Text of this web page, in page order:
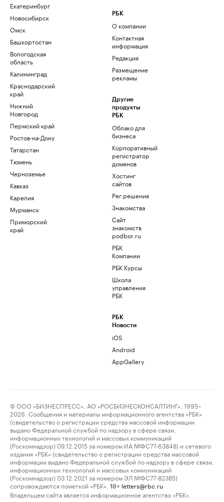
Екатеринбург
Новосибирск
Омск
Башкортостан
Вологодская
область
Калининград
Краснодарский
край
Нижний
Новгород
Пермский край
Ростов-на-Дону
Татарстан
Тюмень
Черноземье
Кавказ
Карелия
Мурманск
Приморский
край
РБК
О компании
Контактная
информация
Редакция
Размещение
рекламы
Другие
продукты
РБК
Облако для
бизнеса
Корпоративный
регистратор
доменов
Хостинг
сайтов
Рег.решения
Знакомства
Сайт
знакомств
podbor.ru
РБК
Компании
РБК Курсы
Школа
управления
РБК
РБК
Новости
iOS
Android
AppGallery
© ООО «БИЗНЕСПРЕСС», АО «РОСБИЗНЕСКОНСАЛТИНГ», 1995–
2026. Сообщения и материалы информационного агентства «РБК»
(свидетельство о регистрации средства массовой информации
выдано Федеральной службой по надзору в сфере связи,
информационных технологий и массовых коммуникаций
(Роскомнадзор) 09.12.2015 за номером ИА №ФС77-63848) и сетевого
издания «РБК» (свидетельство о регистрации средства массовой
информации выдано Федеральной службой по надзору в сфере связи,
информационных технологий и массовых коммуникаций
(Роскомнадзор) 03.12.2021 за номером ЭЛ №ФС77-82385)
сопровождаются пометкой «РБК».
18+ letters@rbc.ru
Владельцем сайта является информационное агентство «РБК».